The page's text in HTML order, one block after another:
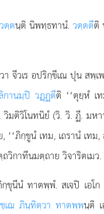
ตฺตนฺติ นิพทฺธทานํ.วตฺตตีติ
า จีวเร อปริกฺขีเณ ปุน สพฺ
กานมฺปิ วฏฺฏตีติ ‘‘ตุยฺหํ เ
มติวิโนทนิยํ (วิ. วิ. ฏี. ม
ภิกฺขูนํ เทม, เถรานํ เท
วิกาทีนมตฺถาย วิจาริตเมว.
นํ ทาตพฺพํ. สเจปิ เอโก
เฌ ภินฺทิตฺวา ทาตพฺพนฺติ